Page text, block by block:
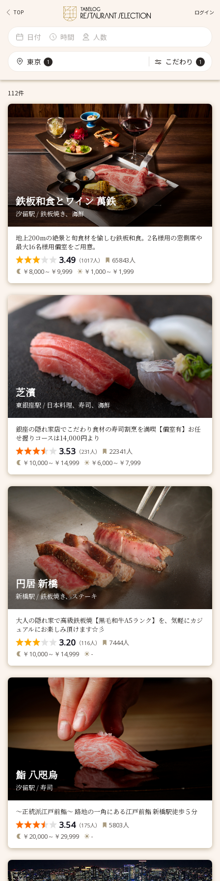
TOP ログイン
日付 時間 人数
東京 1 こだわり 1
112件
鉄板和食とワイン 萬鉄
汐留駅 / 鉄板焼き、海鮮
地上200mの絶景と旬食材を愉しむ鉄板和食。2名様用の窓側席や
最大16名様用個室をご用意。
3.49 （1017人） 65843人
￥8,000～￥9,999 ￥1,000～￥1,999
芝濱
東銀座駅 / 日本料理、寿司、海鮮
銀座の隠れ家店でこだわり食材の寿司割烹を満喫【個室有】お任
せ握りコースは14,000円より
3.53 （231 人） 22341 人
￥10,000～￥14,999 ￥6,000～￥7,999
円居 新橋
新橋駅 / 鉄板焼き、ステーキ
大人の隠れ家で高級鉄板焼【黒毛和牛A5ランク】を、気軽にカジ
ュアルにお楽しみ頂けます☆彡
3.20 （116人） 7444人
￥10,000～￥14,999 -
鮨 八咫烏
汐留駅 / 寿司
〜正統派江戸前鮨〜 路地の一角にある江戸前鮨 新橋駅徒歩５分
3.54（175人） 5803人
￥20,000～￥29,999 -